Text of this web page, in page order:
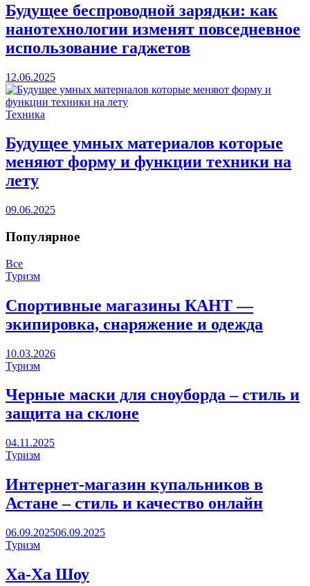
Будущее беспроводной зарядки: как
нанотехнологии изменят повседневное
использование гаджетов
12.06.2025
Техника
Будущее умных материалов которые
меняют форму и функции техники на
лету
09.06.2025
Популярное
Все
Туризм
Спортивные магазины КАНТ —
экипировка, снаряжение и одежда
10.03.2026
Туризм
Черные маски для сноуборда – стиль и
защита на склоне
04.11.2025
Туризм
Интернет-магазин купальников в
Астане – стиль и качество онлайн
06.09.202506.09.2025
Туризм
Ха-Ха Шоу